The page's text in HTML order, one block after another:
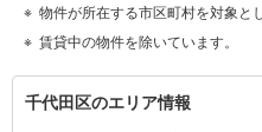
物件が所在する市区町村を対象と
賃貸中の物件を除いています。
千
代
千代田区のエリア情報